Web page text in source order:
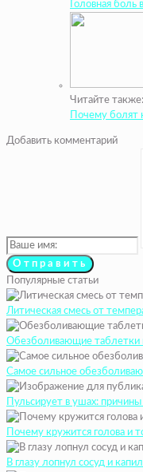
Головная
Читайте также:
Почему болят
Добавить комментарий
Популярные статьи
Литическая смесь от
Обезболивающие таблетки
Самое сильное
Пульсирует в ушах:
Почему кружится голова и
В глазу лопнул сосуд и